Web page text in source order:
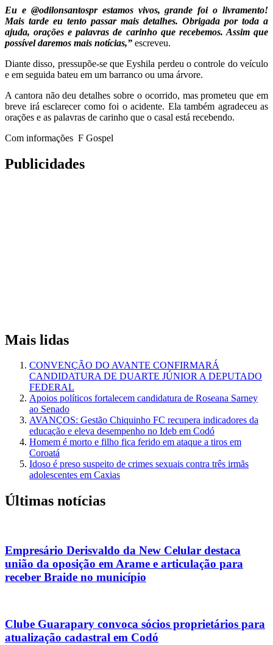
Eu e @odilonsantospr estamos vivos, grande foi o livramento!
Mais tarde eu tento passar mais detalhes. Obrigada por toda a
ajuda, orações e palavras de carinho que recebemos. Assim que
possível daremos mais notícias,” escreveu.
Diante disso, pressupõe-se que Eyshila perdeu o controle do veículo
e em seguida bateu em um barranco ou uma árvore.
A cantora não deu detalhes sobre o ocorrido, mas prometeu que em
breve irá esclarecer como foi o acidente. Ela também agradeceu as
orações e as palavras de carinho que o casal está recebendo.
Com informações F Gospel
Publicidades
Mais lidas
CONVENÇÃO DO AVANTE CONFIRMARÁ
CANDIDATURA DE DUARTE JÚNIOR A DEPUTADO
FEDERAL
Apoios políticos fortalecem candidatura de Roseana Sarney
ao Senado
AVANÇOS: Gestão Chiquinho FC recupera indicadores da
educação e eleva desempenho no Ideb em Codó
Homem é morto e filho fica ferido em ataque a tiros em
Coroatá
Idoso é preso suspeito de crimes sexuais contra três irmãs
adolescentes em Caxias
Últimas notícias
Empresário Derisvaldo da New Celular destaca
união da oposição em Arame e articulação para
receber Braide no município
Clube Guarapary convoca sócios proprietários para
atualização cadastral em Codó